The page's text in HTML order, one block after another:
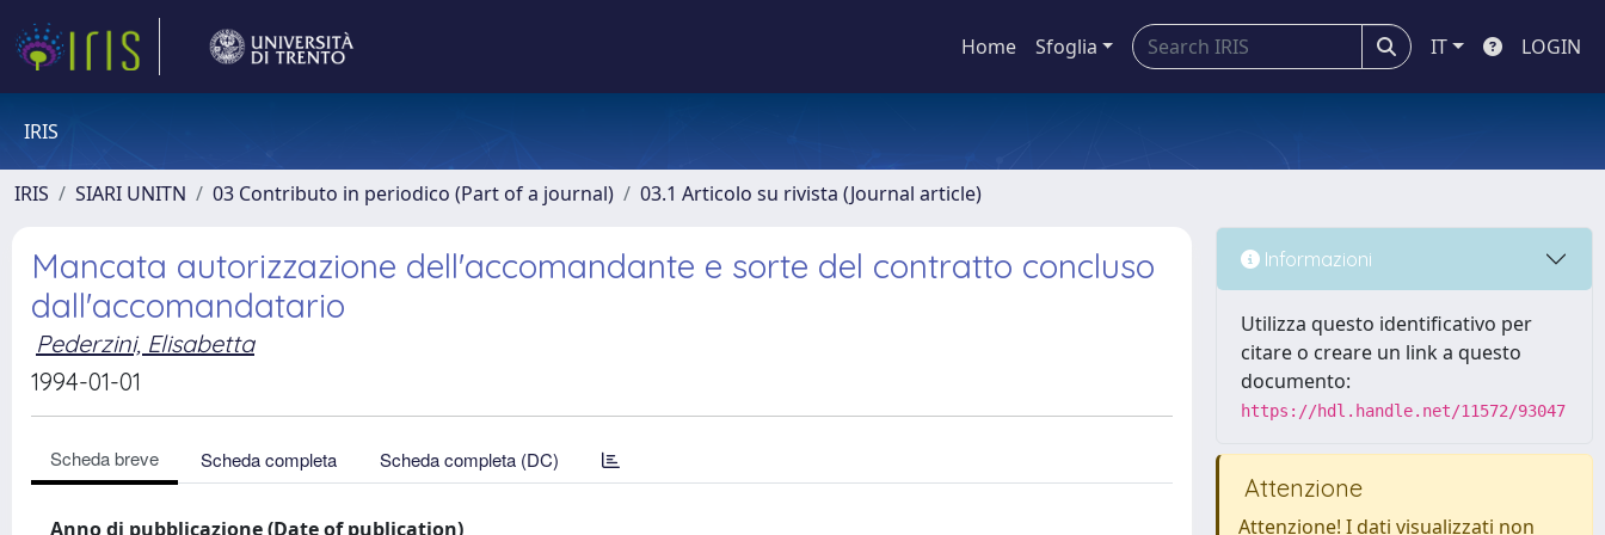
Home Sfoglia IT LOGIN
IRIS
IRIS SIARI UNITN 03 Contributo in periodico (Part of a journal) 03.1 Articolo su rivista (Journal article)
Mancata autorizzazione dell'accomandante e sorte del contratto concluso
dall'accomandatario
Pederzini, Elisabetta
1994-01-01
Scheda breve Scheda completa Scheda completa (DC)
Anno di pubblicazione (Date of publication)
Informazioni
Utilizza questo identificativo per
citare o creare un link a questo
documento:
https://hdl.handle.net/11572/93047
Attenzione
Attenzione! I dati visualizzati non